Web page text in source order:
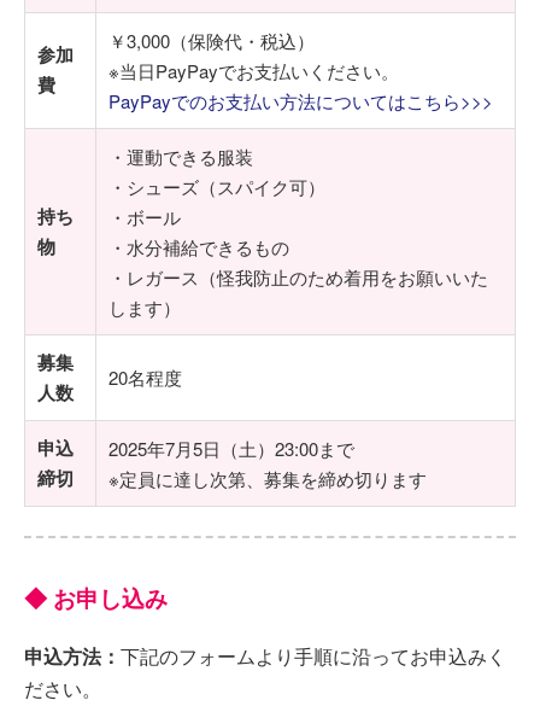
参加
費
￥3,000（保険代・税込）
※当日PayPayでお支払いください。
PayPayでのお支払い方法についてはこちら>>>
持ち
物
・運動できる服装
・シューズ（スパイク可）
・ボール
・水分補給できるもの
・レガース（怪我防止のため着用をお願いいた
します）
募集
人数
20名程度
申込
締切
2025年7月5日（土）23:00まで
※定員に達し次第、募集を締め切ります
◆ お申し込み
申込方法： 下記のフォームより手順に沿ってお申込みく
ださい。